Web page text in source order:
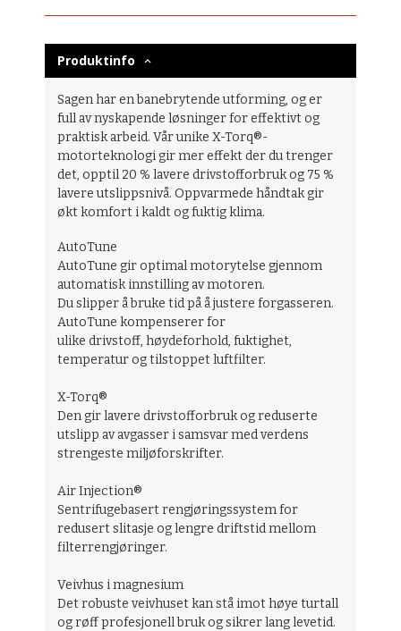
Produktinfo
Sagen har en banebrytende utforming, og er
full av nyskapende løsninger for effektivt og
praktisk arbeid. Vår unike X-Torq®-
motorteknologi gir mer effekt der du trenger
det, opptil 20 % lavere drivstofforbruk og 75 %
lavere utslippsnivå. Oppvarmede håndtak gir
økt komfort i kaldt og fuktig klima.
AutoTune
AutoTune gir optimal motorytelse gjennom
automatisk innstilling av motoren.
Du slipper å bruke tid på å justere forgasseren.
AutoTune kompenserer for
ulike drivstoff, høydeforhold, fuktighet,
temperatur og tilstoppet luftfilter.
X-Torq®
Den gir lavere drivstofforbruk og reduserte
utslipp av avgasser i samsvar med verdens
strengeste miljøforskrifter.
Air Injection®
Sentrifugebasert rengjøringssystem for
redusert slitasje og lengre driftstid mellom
filterrengjøringer.
Veivhus i magnesium
Det robuste veivhuset kan stå imot høye turtall
og røff profesjonell bruk og sikrer lang levetid.